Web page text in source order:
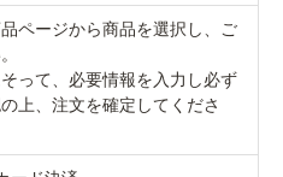
ページから商品を選択し、ご
って、必要情報を入力し必ず
上、注文を確定してくださ